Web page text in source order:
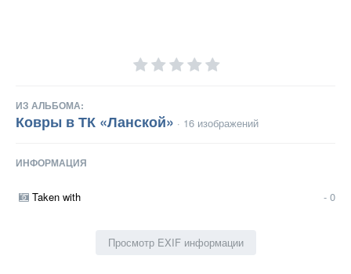
ИЗ АЛЬБОМА:
Ковры в ТК «Ланской» · 16 изображений
ИНФОРМАЦИЯ
Taken with - 0
Просмотр EXIF информации